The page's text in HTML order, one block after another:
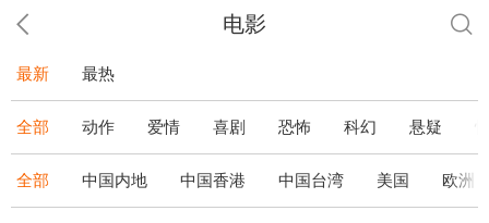
电影
最新 最热
全部 动作 爱情 喜剧 恐怖 科幻 悬疑
全部 中国内地 中国香港 中国台湾 美国 欧洲